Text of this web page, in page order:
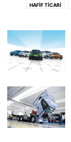
HAFIF TICARI